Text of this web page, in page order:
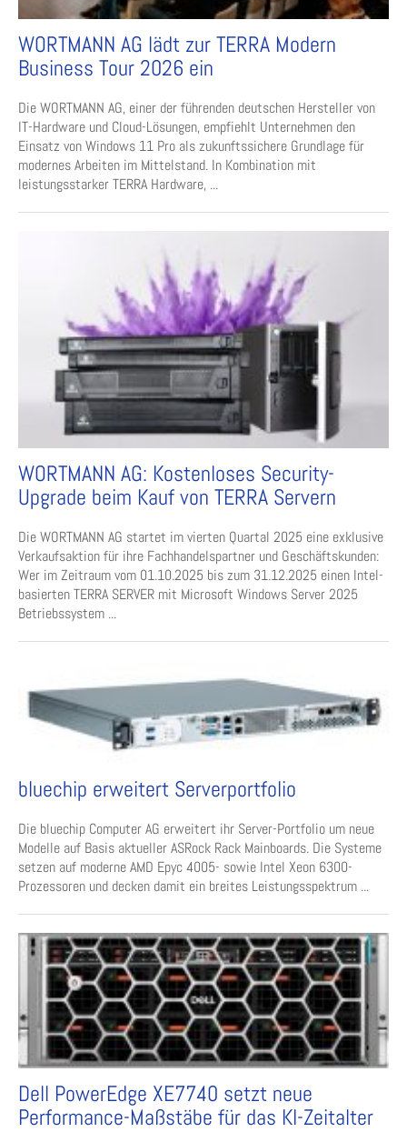
WORTMANN AG lädt zur TERRA Modern
Business Tour 2026 ein
Die WORTMANN AG, einer der führenden deutschen Hersteller von
IT-Hardware und Cloud-Lösungen, empfiehlt Unternehmen den
Einsatz von Windows 11 Pro als zukunftssichere Grundlage für
modernes Arbeiten im Mittelstand. In Kombination mit
leistungsstarker TERRA Hardware, ...
WORTMANN AG: Kostenloses Security-
Upgrade beim Kauf von TERRA Servern
Die WORTMANN AG startet im vierten Quartal 2025 eine exklusive
Verkaufsaktion für ihre Fachhandelspartner und Geschäftskunden:
Wer im Zeitraum vom 01.10.2025 bis zum 31.12.2025 einen Intel-
basierten TERRA SERVER mit Microsoft Windows Server 2025
Betriebssystem ...
bluechip erweitert Serverportfolio
Die bluechip Computer AG erweitert ihr Server-Portfolio um neue
Modelle auf Basis aktueller ASRock Rack Mainboards. Die Systeme
setzen auf moderne AMD Epyc 4005- sowie Intel Xeon 6300-
Prozessoren und decken damit ein breites Leistungsspektrum ...
Dell PowerEdge XE7740 setzt neue
Performance-Maßstäbe für das KI-Zeitalter